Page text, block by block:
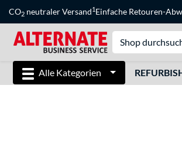
CO2 neutraler Versand1Einfache Retouren-
Alle Kategorien